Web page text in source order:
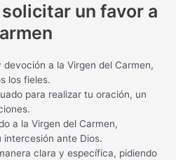
un favor a
a la Virgen del Carmen,
los fieles.
para realizar tu oración, un
a la Virgen del Carmen,
intercesión ante Dios.
clara y específica, pidiendo